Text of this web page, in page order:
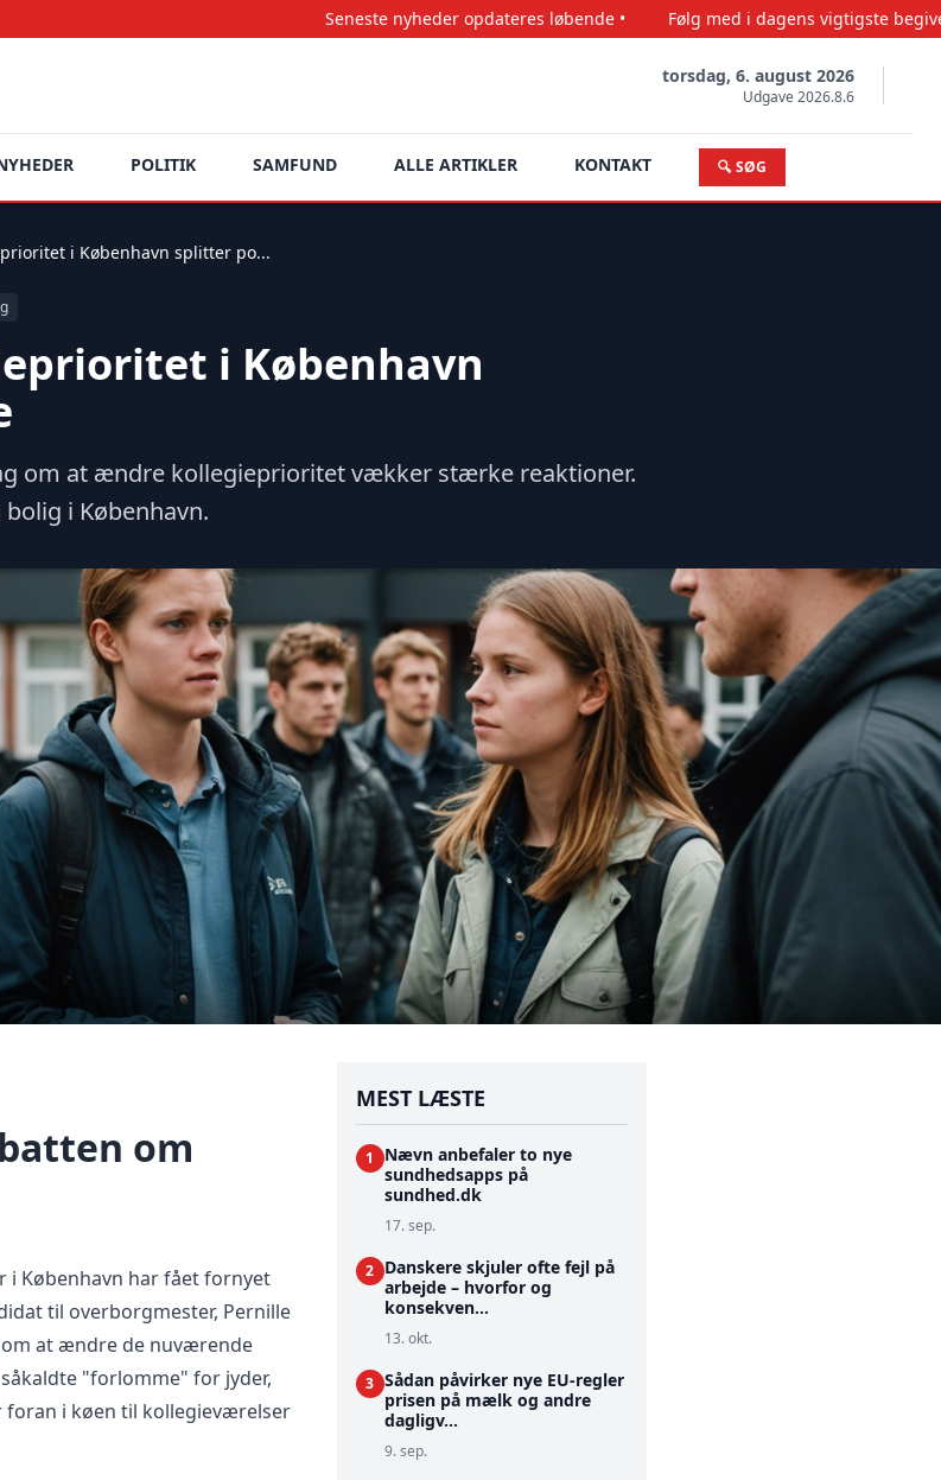
Seneste nyheder opdateres løbende • Følg med i dagens vigtigste begivenheder •
torsdag, 6. august 2026
Udgave 2026.8.6
POLITIK SAMFUND ALLE ARTIKLER KONTAKT 🔍 SØG
i København splitter po...
i København
om at ændre kollegieprioritet vækker stærke reaktioner.
i København.
om
i København har fået fornyet
til overborgmester, Pernille
at ændre de nuværende
"forlomme" for jyder,
i køen til kollegieværelser
MEST LÆSTE
1
Nævn anbefaler to nye
sundhedsapps på
sundhed.dk
17. sep.
2 Danskere skjuler ofte fejl på
arbejde – hvorfor og
konsekven...
13. okt.
3 Sådan påvirker nye EU-regler
prisen på mælk og andre
dagligv...
9. sep.